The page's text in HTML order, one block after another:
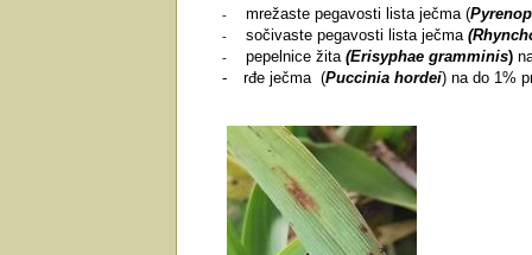
- mrežaste pegavosti lista ječma (
- sočivaste pegavosti lista ječma
- pepelnice žita (Erisyphae gramminis)
-
rđe ječma (Puccinia hordei) na do 1%